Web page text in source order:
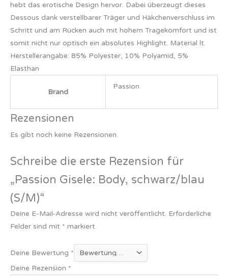
hebt das erotische Design hervor. Dabei überzeugt dieses
Dessous dank verstellbarer Träger und Häkchenverschluss im
Schritt und am Rücken auch mit hohem Tragekomfort und ist
somit nicht nur optisch ein absolutes Highlight. Material lt.
Herstellerangabe: 85% Polyester, 10% Polyamid, 5%
Elasthan
Brand
Passion
Rezensionen
Es gibt noch keine Rezensionen.
Schreibe die erste Rezension für
„Passion Gisele: Body, schwarz/blau
(S/M)“
Deine E-Mail-Adresse wird nicht veröffentlicht. Erforderliche
Felder sind mit * markiert
Deine Bewertung *
Deine Rezension *